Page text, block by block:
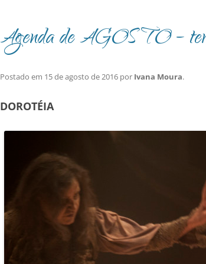
Agenda de AGOSTO –
Postado em 15 de agosto de 2016 por Ivana Moura.
DOROTÉIA